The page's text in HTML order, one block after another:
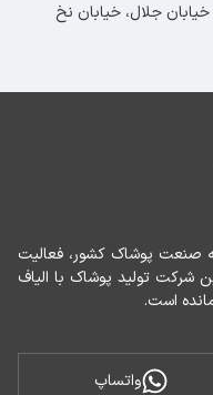
است.
واتساپ
خیابان جلال، خیابان نخ